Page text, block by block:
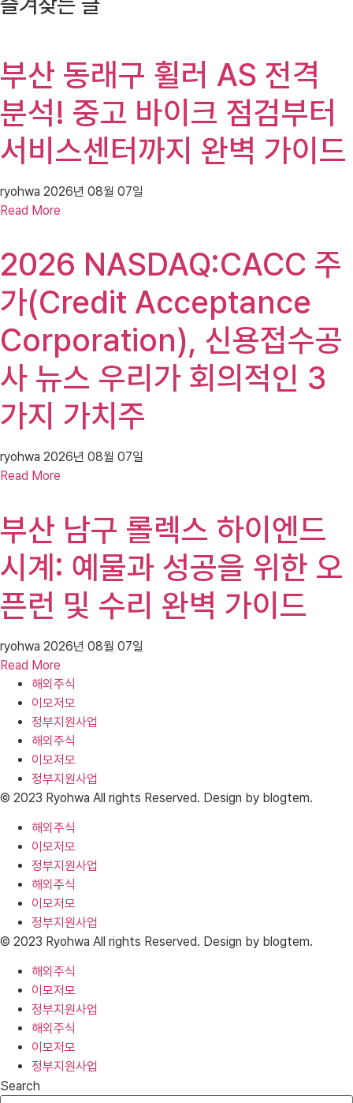
부산 동래구 휠러 AS 전격
분석! 중고 바이크 점검부터
서비스센터까지 완벽 가이드
ryohwa 2026년 08월 07일
Read More
2026 NASDAQ:CACC 주
가(Credit Acceptance
Corporation), 신용접수공
사 뉴스 우리가 회의적인 3
가지 가치주
ryohwa 2026년 08월 07일
Read More
부산 남구 롤렉스 하이엔드
시계: 예물과 성공을 위한 오
픈런 및 수리 완벽 가이드
ryohwa 2026년 08월 07일
Read More
해외주식
이모저모
정부지원사업
해외주식
이모저모
정부지원사업
© 2023 Ryohwa All rights Reserved. Design by blogtem.
해외주식
이모저모
정부지원사업
해외주식
이모저모
정부지원사업
© 2023 Ryohwa All rights Reserved. Design by blogtem.
해외주식
이모저모
정부지원사업
해외주식
이모저모
정부지원사업
Search